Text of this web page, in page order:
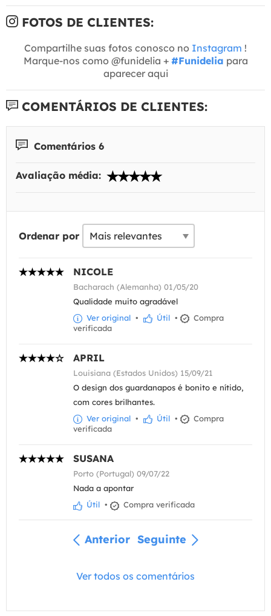
FOTOS DE CLIENTES:
Compartilhe suas fotos conosco no Instagram !
Marque-nos como @funidelia + #Funidelia para
aparecer aqui
COMENTÁRIOS DE CLIENTES:
Comentários 6
Avaliação média:
Ordenar por
NICOLE
Bacharach (Alemanha) 01/05/20
Qualidade muito agradável
Ver original • Útil •
Compra
verificada
APRIL
Louisiana (Estados Unidos) 15/09/21
O design dos guardanapos é bonito e nítido,
com cores brilhantes.
Ver original • Útil •
Compra
verificada
SUSANA
Porto (Portugal) 09/07/22
Nada a apontar
Útil • Compra verificada
Anterior Seguinte
Ver todos os comentários